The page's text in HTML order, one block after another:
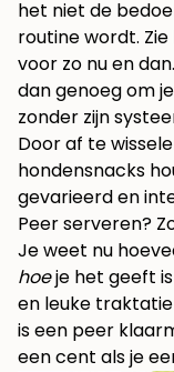
het niet de
routine wordt.
voor zo nu en
dan genoeg om
zonder zijn
Door af te
hondensnacks
gevarieerd en
Peer serveren?
Je weet nu
hoeje het geeft is
en leuke
is een peer
een cent als je